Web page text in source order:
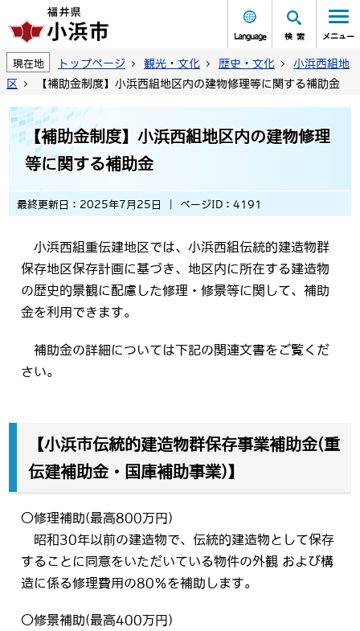
Language 検索 メニュー
現在地 トップページ 観光・文化 歴史・文化
小浜西組地
区
【補助金制度】小浜西組地区内の建物修理等に関する補助金
【補助金制度】小浜西組地区内の建物修理
等に関する補助金
最終更新日：2025年7月25日 ページID：4191
小浜西組重伝建地区では、小浜西組伝統的建造物群
保存地区保存計画に基づき、地区内に所在する建造物
の歴史的景観に配慮した修理・修景等に関して、補助
金を利用できます。
補助金の詳細については下記の関連文書をご覧くだ
さい。
【小浜市伝統的建造物群保存事業補助金(重
伝建補助金・国庫補助事業)】
〇修理補助(最高800万円)
昭和30年以前の建造物で、伝統的建造物として保存
することに同意をいただいている物件の外観 および構
造に係る修理費用の80％を補助します。
〇修景補助(最高400万円)